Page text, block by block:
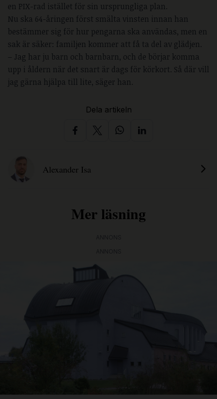
en PIX-rad istället för sin ursprungliga plan.
Nu ska 64-åringen först smälta vinsten innan han
bestämmer sig för hur pengarna ska användas, men en
sak är säker: familjen kommer att få ta del av glädjen.
– Jag har ju barn och barnbarn, och de börjar komma
upp i åldern när det snart är dags för körkort. Så där vill
jag gärna hjälpa till lite, säger han.
Dela artikeln
Alexander Isa
Mer läsning